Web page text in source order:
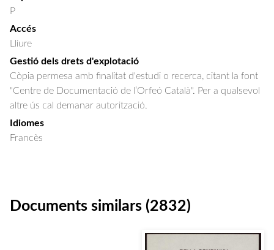
P
Accés
Lliure
Gestió dels drets d'explotació
Còpia permesa amb finalitat d'estudi o recerca, citant la font
"Centre de Documentació de l’Orfeó Català". Per a qualsevol
altre ús cal demanar autorització.
Idiomes
Francès
Documents similars (2832)